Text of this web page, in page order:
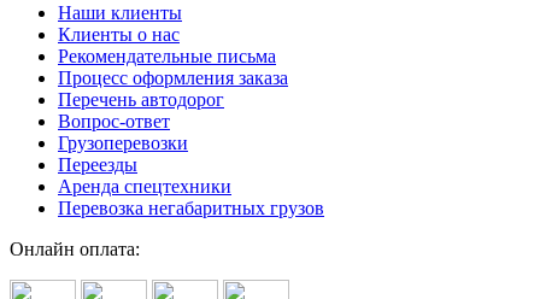
Наши клиенты
Клиенты о нас
Рекомендательные письма
Процесс оформления заказа
Перечень автодорог
Вопрос-ответ
Грузоперевозки
Переезды
Аренда спецтехники
Перевозка негабаритных грузов
Онлайн оплата: